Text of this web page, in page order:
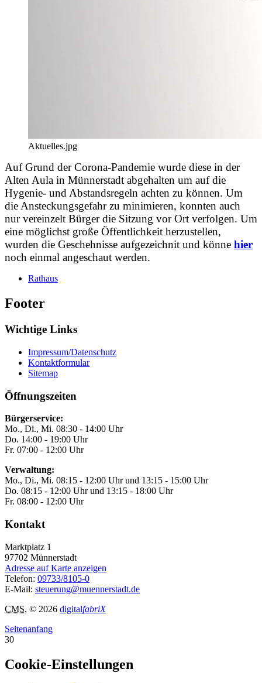
Aktuelles.jpg
Auf Grund der Corona-Pandemie wurde diese in der
Alten Aula in Münnerstadt abgehalten um auf die
Hygenie- und Abstandsregeln achten zu können. Um
die Ansteckungsgefahr zu minimieren, konnten auch
nur vereinzelt Bürger die Sitzung vor Ort verfolgen. Um
eine möglichst große Öffentlichkeit herzustellen,
wurden die Geschehnisse aufgezeichnit und könne hier
noch einmal angeschaut werden.
Rathaus
Footer
Wichtige Links
Impressum/Datenschutz
Kontaktformular
Sitemap
Öffnungszeiten
Bürgerservice:
Mo., Di., Mi. 08:30 - 14:00 Uhr
Do. 14:00 - 19:00 Uhr
Fr. 07:00 - 12:00 Uhr
Verwaltung:
Mo., Di., Mi. 08:15 - 12:00 Uhr und 13:15 - 15:00 Uhr
Do. 08:15 - 12:00 Uhr und 13:15 - 18:00 Uhr
Fr. 08:00 - 12:00 Uhr
Kontakt
Marktplatz 1
97702 Münnerstadt
Adresse auf Karte anzeigen
Telefon: 09733/8105-0
E-Mail: steuerung@muennerstadt.de
CMS, © 2026 digitalfabriX
Seitenanfang
30
Cookie-Einstellungen